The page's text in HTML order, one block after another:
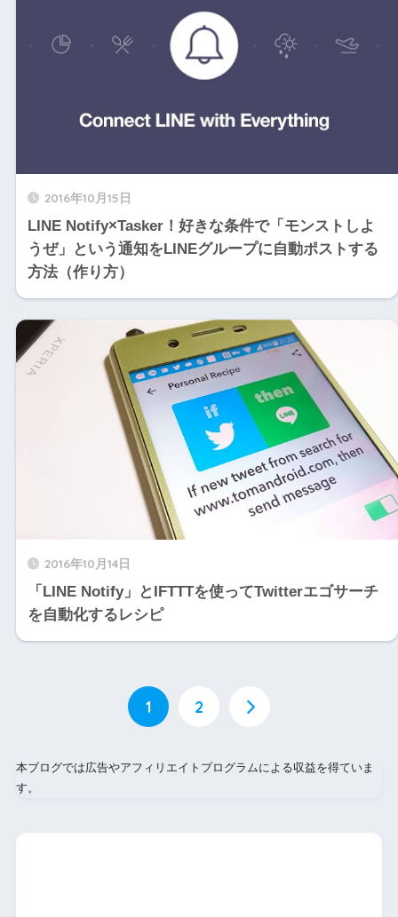
2016年10月15日
LINE Notify×Tasker！好きな条件で「モンストしよ
うぜ」という通知をLINEグループに自動ポストする
方法（作り方）
2016年10月14日
「LINE Notify」とIFTTTを使ってTwitterエゴサーチ
を自動化するレシピ
1 2
本ブログでは広告やアフィリエイトプログラムによる収益を得ていま
す。